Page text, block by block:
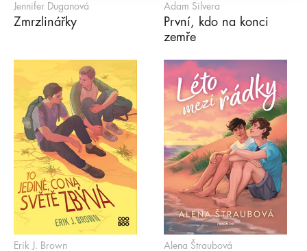
Jennifer Duganová
Zmrzlinářky
Adam Silvera
První, kdo na konci
zemře
Erik J. Brown Alena Štraubová